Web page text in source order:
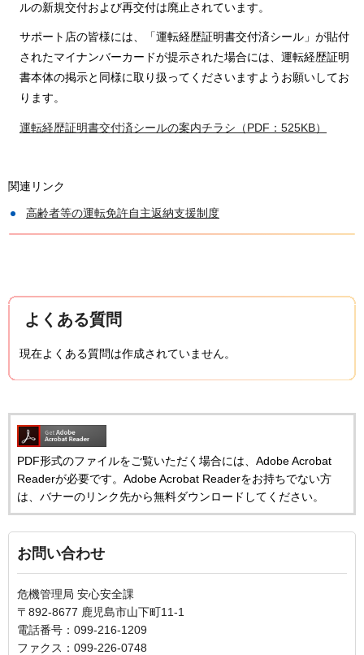
ルの新規交付および再交付は廃止されています。
サポート店の皆様には、「運転経歴証明書交付済シール」が貼付
されたマイナンバーカードが提示された場合には、運転経歴証明
書本体の掲示と同様に取り扱ってくださいますようお願いしてお
ります。
運転経歴証明書交付済シールの案内チラシ（PDF：525KB）
関連リンク
高齢者等の運転免許自主返納支援制度
よくある質問
現在よくある質問は作成されていません。
PDF形式のファイルをご覧いただく場合には、Adobe Acrobat
Readerが必要です。Adobe Acrobat Readerをお持ちでない方
は、バナーのリンク先から無料ダウンロードしてください。
お問い合わせ
危機管理局 安心安全課
〒892-8677 鹿児島市山下町11-1
電話番号：099-216-1209
ファクス：099-226-0748